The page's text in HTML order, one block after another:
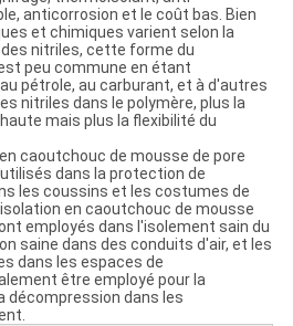
anticorrosion et le coût bas. Bien
et chimiques varient selon la
nitriles, cette forme du
peu commune en étant
pétrole, au carburant, et à d'autres
nitriles dans le polymère, plus la
mais plus la flexibilité du
caoutchouc de mousse de pore
dans la protection de
les coussins et les costumes de
en caoutchouc de mousse
employés dans l'isolement sain du
saine dans des conduits d'air, et les
dans les espaces de
être employé pour la
décompression dans les